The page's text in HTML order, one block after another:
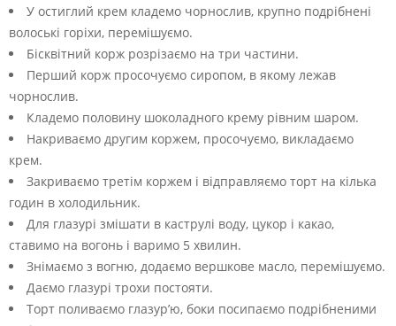
У остиглий крем кладемо чорнослив, крупно подрібнені
волоські горіхи, перемішуємо.
Бісквітний корж розрізаємо на три частини.
Перший корж просочуємо сиропом, в якому лежав
чорнослив.
Кладемо половину шоколадного крему рівним шаром.
Накриваємо другим коржем, просочуємо, викладаємо
крем.
Закриваємо третім коржем і відправляємо торт на кілька
годин в холодильник.
Для глазурі змішати в каструлі воду, цукор і какао,
ставимо на вогонь і варимо 5 хвилин.
Знімаємо з вогню, додаємо вершкове масло, перемішуємо.
Даємо глазурі трохи постояти.
Торт поливаємо глазур’ю, боки посипаємо подрібненими